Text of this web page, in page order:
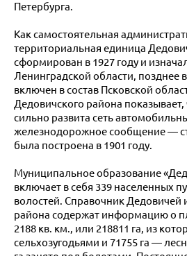
Петербурга.
Как самостоятельная
территориальная единица
сформирован в 1927 году и
Ленинградской области, позднее
включен в состав Псковской
Дедовичского района показывает,
сильно развита сеть
железнодорожное сообщение —
была построена в 1901 году.
Муниципальное образование
включает в себя 339 населенных
волостей. Справочник Дедовичей
района содержат информацию о
2188 кв. км., или 218811 га, из
сельхозугодьями и 71755 га —